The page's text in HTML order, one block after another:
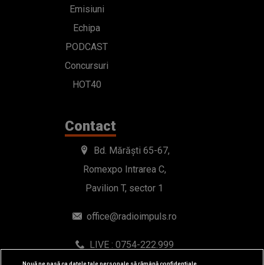
Emisiuni
Echipa
PODCAST
Concursuri
HOT40
Contact
Bd. Mărăști 65-67,
Romexpo Intrarea C,
Pavilion T, sector 1
office@radioimpuls.ro
LIVE : 0754-222.999
Nouă ne pasă ca datele tale personale să rămână confidențiale